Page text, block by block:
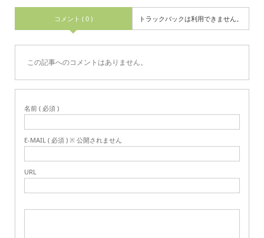
コメント ( 0 ) トラックバックは利用できません。
この記事へのコメントはありません。
名前 ( 必須 )
E-MAIL ( 必須 ) ※ 公開されません
URL